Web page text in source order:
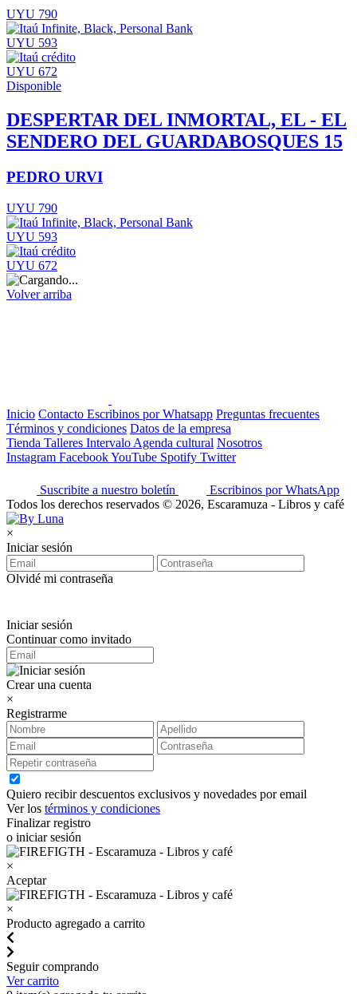
UYU 790
UYU 593
UYU 672
Disponible
DESPERTAR DEL INMORTAL, EL - EL
SENDERO DEL GUARDABOSQUES 15
PEDRO URVI
UYU 790
UYU 593
UYU 672
Volver arriba
Inicio Contacto Escribinos por Whatsapp Preguntas frecuentes
Términos y condiciones Datos de la empresa
Tienda Talleres Intervalo Agenda cultural Nosotros
Instagram FacebookYouTube Spotify Twitter
Suscribite a nuestro boletín
Escribinos por WhatsApp
Todos los derechos reservados © 2026, Escaramuza - Libros y café
×
Iniciar sesión
Olvidé mi contraseña
Iniciar sesión
Continuar como invitado
Crear una cuenta
×
Registrarme
Quiero recibir descuentos exclusivos y novedades por email
Ver los términos y condiciones
Finalizar registro
o iniciar sesión
×
Aceptar
×
Producto agregado a carrito
Seguir comprando
Ver carrito